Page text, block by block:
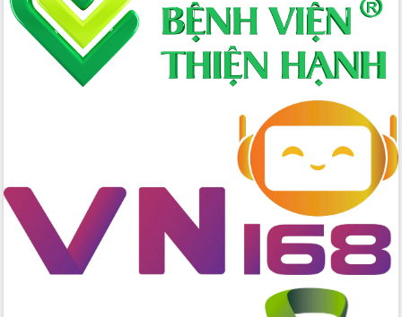
Ứng dụng sinh trắc học - Bước tiến
trong hành trình chuyển đổi số tại Đắk
Đắk Lắk nâng cao hiệu quả công tác
Đảng từ Sổ tay đảng viên điện tử
chuyển đổi số cho cán bộ, công chức
cấp xã
Đắk Lắk phát động hưởng ứng Ngày
Quyền của người tiêu dùng Việt Nam